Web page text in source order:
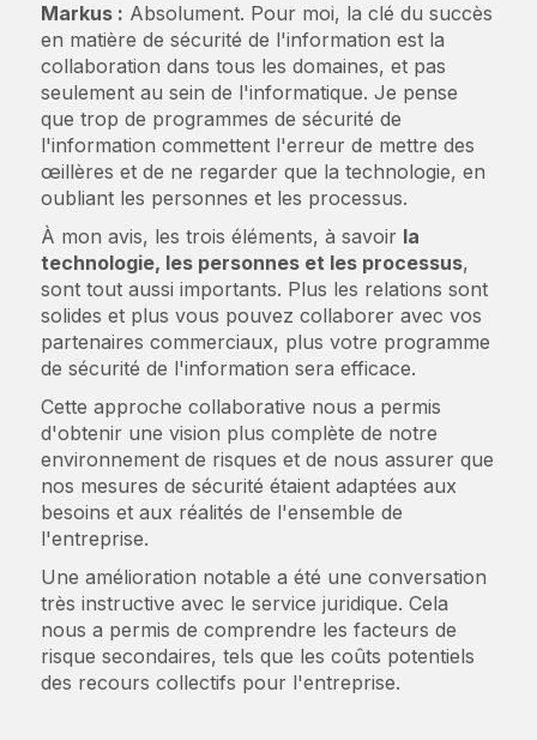
Markus : Absolument. Pour moi, la clé du succès
en matière de sécurité de l'information est la
collaboration dans tous les domaines, et pas
seulement au sein de l'informatique. Je pense
que trop de programmes de sécurité de
l'information commettent l'erreur de mettre des
œillères et de ne regarder que la technologie, en
oubliant les personnes et les processus.
À mon avis, les trois éléments, à savoir la
technologie, les personnes et les processus,
sont tout aussi importants. Plus les relations sont
solides et plus vous pouvez collaborer avec vos
partenaires commerciaux, plus votre programme
de sécurité de l'information sera efficace.
Cette approche collaborative nous a permis
d'obtenir une vision plus complète de notre
environnement de risques et de nous assurer que
nos mesures de sécurité étaient adaptées aux
besoins et aux réalités de l'ensemble de
l'entreprise.
Une amélioration notable a été une conversation
très instructive avec le service juridique. Cela
nous a permis de comprendre les facteurs de
risque secondaires, tels que les coûts potentiels
des recours collectifs pour l'entreprise.